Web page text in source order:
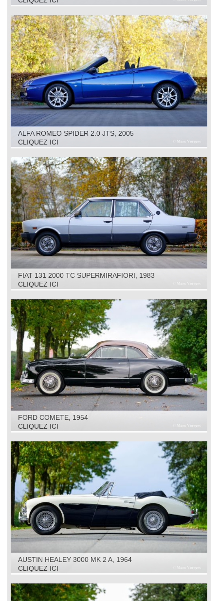
ALFA ROMEO SPIDER 2.0 JTS, 2005
CLIQUEZ ICI
FIAT 131 2000 TC SUPERMIRAFIORI, 1983
CLIQUEZ ICI
FORD COMETE, 1954
CLIQUEZ ICI
AUSTIN HEALEY 3000 MK 2 A, 1964
CLIQUEZ ICI